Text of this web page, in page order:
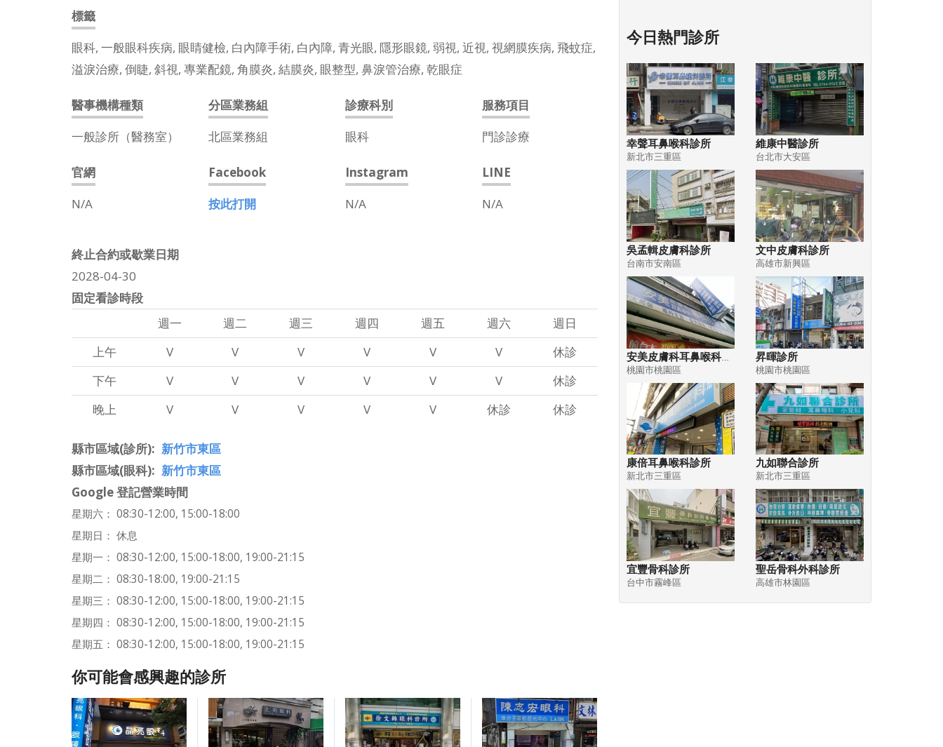
標籤
眼科, 一般眼科疾病, 眼睛健檢, 白內障手術, 白內障, 青光眼, 隱形眼鏡, 弱視, 近視, 視網膜疾病, 飛蚊症,
溢淚治療, 倒睫, 斜視, 專業配鏡, 角膜炎, 結膜炎, 眼整型, 鼻淚管治療, 乾眼症
醫事機構種類
一般診所（醫務室）
分區業務組
北區業務組
診療科別
眼科
服務項目
門診診療
官網
N/A
Facebook
按此打開
Instagram
N/A
LINE
N/A
終止合約或歇業日期
2028-04-30
固定看診時段
週一
週二 週三 週四 週五 週六
週日
上午
V V V V V V
休診
下午
V V V V V V
休診
晚上
V V V V V 休診 休診
縣市區域(診所)
新竹市東區
縣市區域(眼科)
新竹市東區
Google 登記營業時間
星期六： 08:30-12:00, 15:00-18:00
星期日： 休息
星期一： 08:30-12:00, 15:00-18:00, 19:00-21:15
星期二： 08:30-18:00, 19:00-21:15
星期三： 08:30-12:00, 15:00-18:00, 19:00-21:15
星期四： 08:30-12:00, 15:00-18:00, 19:00-21:15
星期五： 08:30-12:00, 15:00-18:00, 19:00-21:15
你可能會感興趣的診所
今日熱門診所
幸聲耳鼻喉科診所
新北市三重區
維康中醫診所
台北市大安區
吳孟輯皮膚科診所
台南市安南區
文中皮膚科診所
高雄市新興區
安美皮膚科耳鼻喉科專科診所
桃園市桃園區
昇暉診所
桃園市桃園區
康倍耳鼻喉科診所
新北市三重區
九如聯合診所
新北市三重區
宜豐骨科診所
台中市霧峰區
聖岳骨科外科診所
高雄市林園區